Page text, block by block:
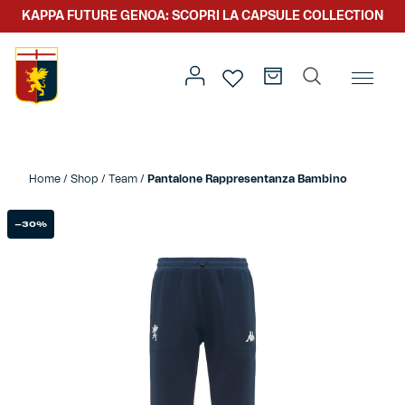
Settore giovanile
Genoa x Genova
Genoa x Rolling Stone
KAPPA FUTURE GENOA: SCOPRI LA CAPSULE COLLECTION
Bambino
Home / Shop / Team / Pantalone Rappresentanza Bambino
-30%